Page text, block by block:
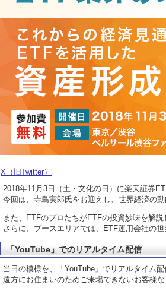
X（旧Twitter）
2018年11月3日（土・文化の日）に楽天証券
今回は、寺島実郎氏をお迎えし、世界経済の
また、ETFのプロたちがETFの投資妙味を解説
さらに、ブースエリアでは、ETF運用会社の
「YouTube」でのリアルタイム配信
当日の模様を、「YouTube」でリアルタイム
遠方にお住まいのためご来場できないお客様